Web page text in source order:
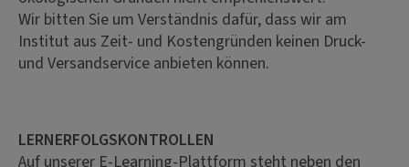
Wir bitten Sie um Verständnis dafür, dass wir am
Institut aus Zeit- und Kostengründen keinen Druck-
und Versandservice anbieten können.
LERNERFOLGSKONTROLLEN
Auf unserer E-Learning-Plattform steht neben den